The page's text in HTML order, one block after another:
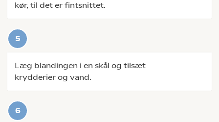
kør, til det er fintsnittet.
Læg blandingen i en skål og tilsæt
krydderier og vand.